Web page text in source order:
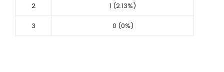
2 1 (2.13%)
3 0 (0%)